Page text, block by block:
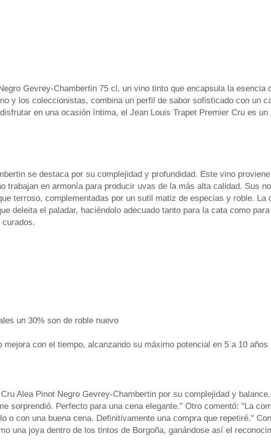
Gevrey-Chambertin 75 cl, un vino tinto que encapsula la esencia
y los coleccionistas, combina un perfil de sabor sofisticado con un
en una ocasión íntima, el Jean Louis Trapet Premier Cru es un
se destaca por su complejidad y profundidad. Este vino
trabajan en armonía para producir uvas de la más alta calidad. Sus
terroso, complementadas por un sutil matiz de especias y roble. La
deleita el paladar, haciéndolo adecuado tanto para la cata como
curados.
un 30% son de roble nuevo
con el tiempo, alcanzando su máximo potencial en 5 a 10 años
Alea Pinot Negro Gevrey-Chambertin por su complejidad y
sorprendió. Perfecto para una cena elegante." Otro comentó: "La
con una buena cena. Definitivamente una compra que repetiré."
una joya dentro de los tintos de Borgoña, ganándose así el